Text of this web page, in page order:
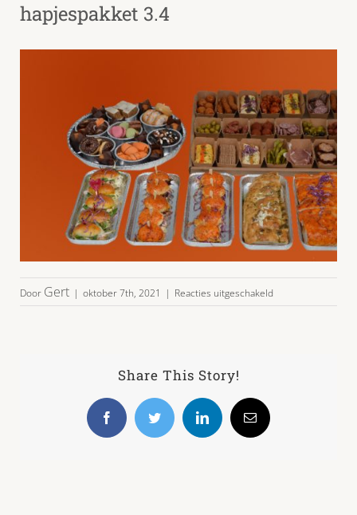
hapjespakket 3.4
Door Gert | oktober 7th, 2021 | Reacties uitgeschakeld
hapjespakket
Share This Story!
FacebookTwitter LinkedInE-
mail